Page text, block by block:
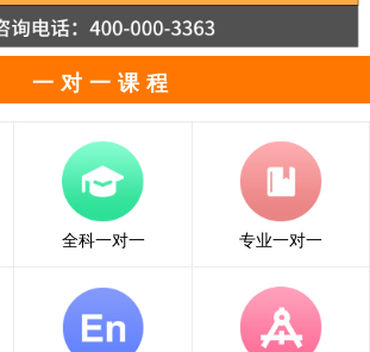
一对一课程
全科一对一 专业一对一